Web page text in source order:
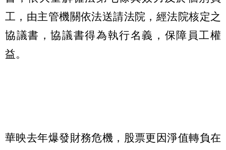
工，由主管機關依法送請法院，經法院核定之
協議書，協議書得為執行名義，保障員工權
益。
華映去年爆發財務危機，股票更因淨值轉負在